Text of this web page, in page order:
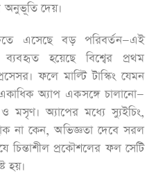
অনুভূতি দেয়।
এসেছে বড় পরিবর্তন—এই
হয়েছে বিশ্বের প্রথম
ফলে মাল্টি টাস্কিং যেমন
অ্যাপ একসঙ্গে চালানো—
অ্যাপের মধ্যে স্যুইচিং,
না কেন, অভিজ্ঞতা দেবে সরল
চিন্তাশীল প্রকৌশলের ফল সেটি
হয়।